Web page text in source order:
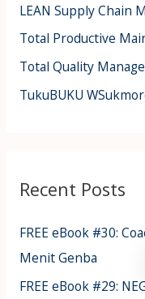
LEAN Supply Chain
Total Productive
Total Quality
TukuBUKU
Recent Posts
FREE eBook #30:
Menit Genba
FREE eBook #29: